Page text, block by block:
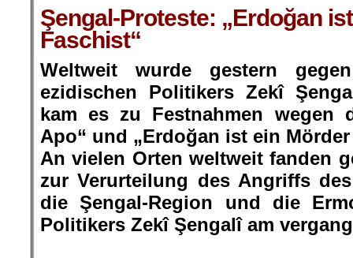
Şengal-Proteste: „Erdoğan
Faschist“
Weltweit wurde gestern
ezidischen Politikers Zekî
kam es zu Festnahmen wegen
Apo“ und „Erdoğan ist ein
An vielen Orten weltweit fanden
zur Verurteilung des Angriffs
die Şengal-Region und die
Politikers Zekî Şengalî am